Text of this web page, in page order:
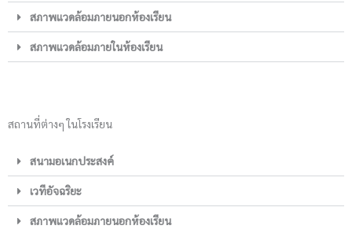
สภาพแวดล้อมภายนอกห้องเรียน
สภาพแวดล้อมภายในห้องเรียน
สถานที่ต่างๆ ในโรงเรียน
สนามอเนกประสงค์
เวทีอัจฉริยะ
สภาพแวดล้อมภายนอกห้องเรียน